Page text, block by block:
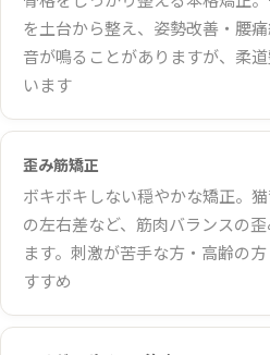
を土台から整え、姿勢改善・腰
音が鳴ることがありますが、柔
います
歪み筋矯正
ボキボキしない穏やかな矯正。
の左右差など、筋肉バランスの
ます。刺激が苦手な方・高齢の
すすめ